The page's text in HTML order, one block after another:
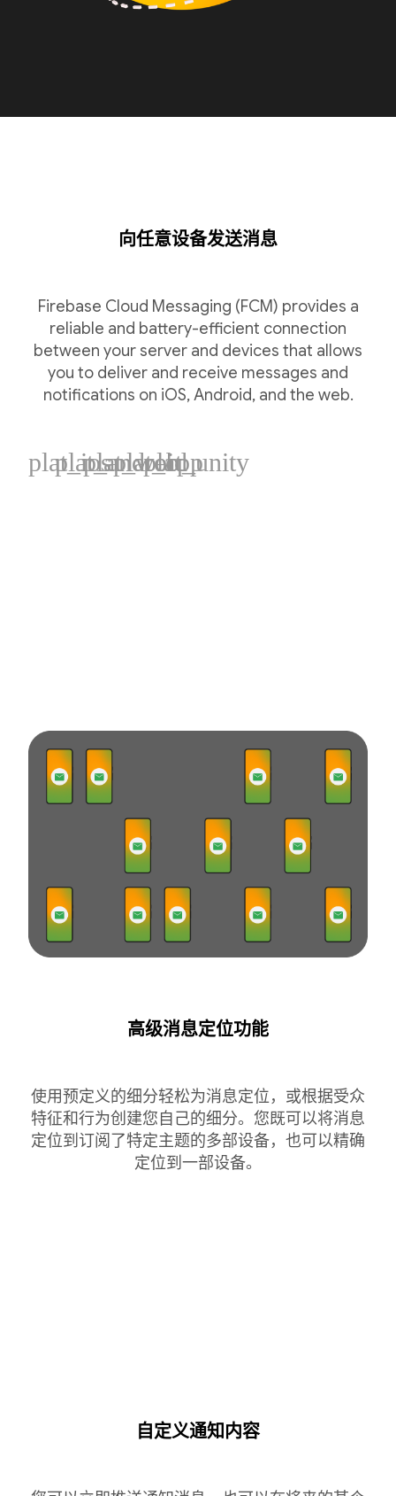
向任意设备发送消息
Firebase Cloud Messaging (FCM) provides a
reliable and battery-efficient connection
between your server and devices that allows
you to deliver and receive messages and
notifications on iOS, Android, and the web.
plat_ios
plat_android
plat_web
plat_cpp
plat_unity
高级消息定位功能
使用预定义的细分轻松为消息定位，或根据受众
特征和行为创建您自己的细分。您既可以将消息
定位到订阅了特定主题的多部设备，也可以精确
定位到一部设备。
自定义通知内容